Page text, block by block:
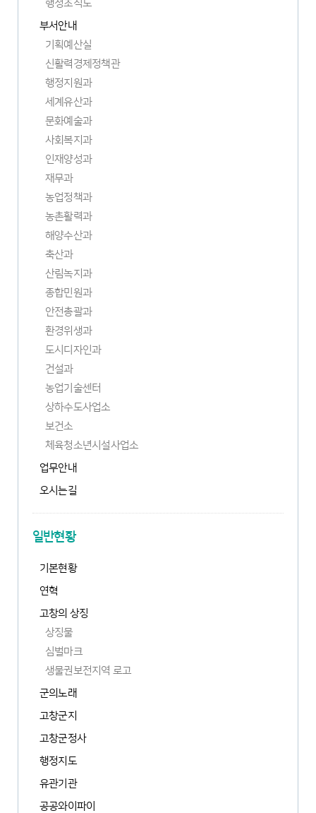
행정조직도
부서안내
기획예산실
신활력경제정책관
행정지원과
세계유산과
문화예술과
사회복지과
인재양성과
재무과
농업정책과
농촌활력과
해양수산과
축산과
산림녹지과
종합민원과
안전총괄과
환경위생과
도시디자인과
건설과
농업기술센터
새
림
상하수도사업소
보건소
새
창
체육청소년시설사업소
업무안내
오시는길
일반현황
기본현황
연혁
고창의 상징
상징물
심벌마크
생물권보전지역 로고
군의노래
고창군지
고창군정사
행정지도
유관기관
공공와이파이